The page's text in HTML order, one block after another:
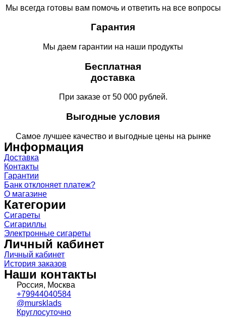
Мы всегда готовы вам помочь и ответить на все вопросы
Гарантия
Мы даем гарантии на наши продукты
Бесплатная
доставка
При заказе от 50 000 рублей.
Выгодные условия
Самое лучшее качество и выгодные цены на рынке
Информация
Доставка
Контакты
Гарантии
Банк отклоняет платеж?
О магазине
Категории
Сигареты
Сигариллы
Электронные сигареты
Личный кабинет
Личный кабинет
История заказов
Наши контакты
Россия, Москва
+79944040584
@mursklads
Круглосуточно